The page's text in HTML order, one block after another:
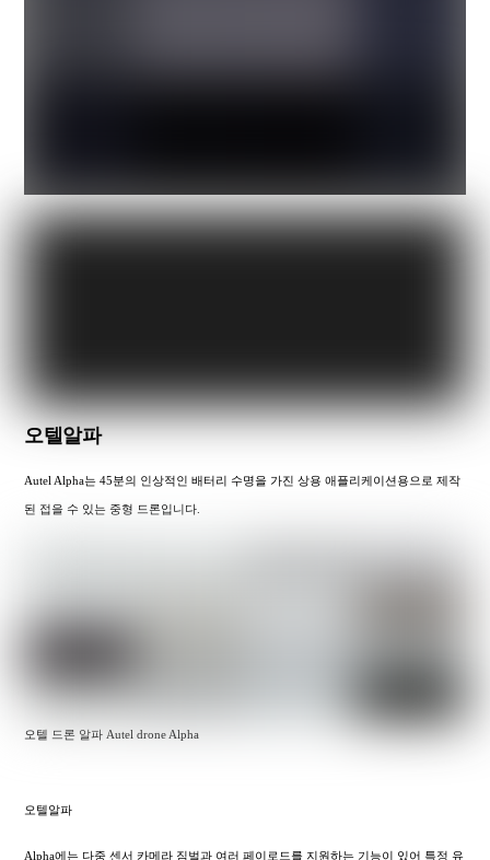
오텔알파
Autel Alpha는 45분의 인상적인 배터리 수명을 가진 상용 애플리케이션용으로 제작
된 접을 수 있는 중형 드론입니다.
오텔 드론 알파 Autel drone Alpha
오텔알파
Alpha에는 다중 센서 카메라 짐벌과 여러 페이로드를 지원하는 기능이 있어 특정 유